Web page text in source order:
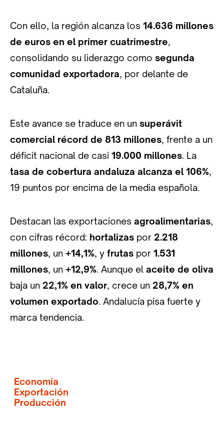
Con ello, la región alcanza los 14.636 millones
de euros en el primer cuatrimestre,
consolidando su liderazgo como segunda
comunidad exportadora, por delante de
Cataluña.
Este avance se traduce en un superávit
comercial récord de 813 millones, frente a un
déficit nacional de casi 19.000 millones. La
tasa de cobertura andaluza alcanza el 106%,
19 puntos por encima de la media española.
Destacan las exportaciones agroalimentarias,
con cifras récord: hortalizas por 2.218
millones, un +14,1%, y frutas por 1.531
millones, un +12,9%. Aunque el aceite de oliva
baja un 22,1% en valor, crece un 28,7% en
volumen exportado. Andalucía pisa fuerte y
marca tendencia.
Economía
Exportación
Producción